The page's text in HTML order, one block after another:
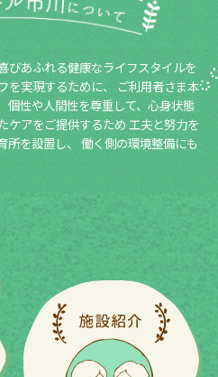
びあふれる健康なライフスタイルを
を実現するために、
ご利用者さま本
個性や人間性を尊重して、心身状態
ケアをご提供するため 工夫と努力を
を設置し、
働く側の環境整備にも